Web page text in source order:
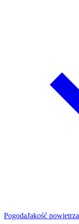
PogodaJakość powietrza